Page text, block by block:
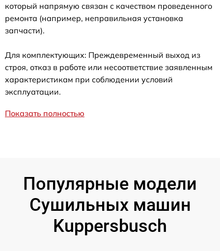
который напрямую связан с качеством проведенного
ремонта (например, неправильная установка
запчасти).
Для комплектующих: Преждевременный выход из
строя, отказ в работе или несоответствие заявленным
характеристикам при соблюдении условий
эксплуатации.
Показать полностью
Популярные модели
Сушильных машин
Kuppersbusch